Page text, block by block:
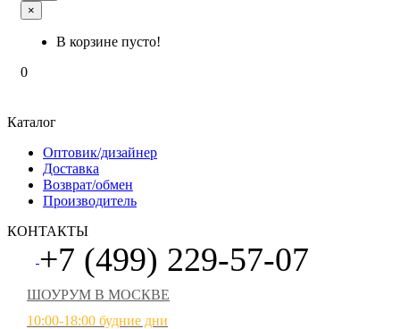
×
В корзине пусто!
0
Каталог
Оптовик/дизайнер
Доставка
Возврат/обмен
Производитель
КОНТАКТЫ
+7 (499) 229-57-07
ШОУРУМ В МОСКВЕ
10:00-18:00 будние дни